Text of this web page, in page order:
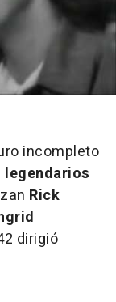
incompleto
legendarios
Rick
dirigió